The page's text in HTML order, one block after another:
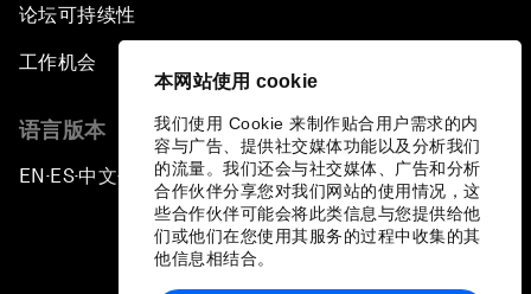
本网站使用 cookie
我们使用 Cookie 来制作贴合用户需求的内
容与广告、提供社交媒体功能以及分析我们
的流量。我们还会与社交媒体、广告和分析
合作伙伴分享您对我们网站的使用情况，这
些合作伙伴可能会将此类信息与您提供给他
们或他们在您使用其服务的过程中收集的其
他信息相结合。
论坛可持续性
工作机会
语言版本
EN ▪ ES▪中文▪ 日本語